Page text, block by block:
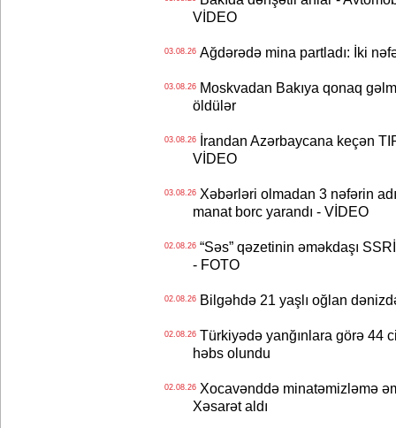
VİDEO
03.08.26Ağdərədə mina partladı: İki
03.08.26Moskvadan Bakıya qonaq
öldülər
03.08.26İrandan Azərbaycana keçən
VİDEO
03.08.26Xəbərləri olmadan 3 nəfərin
manat borc yarandı - VİDEO
02.08.26“Səs” qəzetinin əməkdaşı
- FOTO
02.08.26Bilgəhdə 21 yaşlı oğlan
02.08.26Türkiyədə yanğınlara görə 44
həbs olundu
02.08.26Xocavənddə minatəmizləmə
Xəsarət aldı